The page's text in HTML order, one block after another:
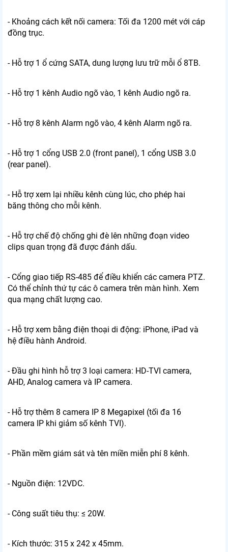
- Khoảng cách kết nối camera: Tối đa 1200 mét với cáp
đồng trục.
- Hỗ trợ 1 ổ cứng SATA, dung lượng lưu trữ mỗi ổ 8TB.
- Hỗ trợ 1 kênh Audio ngõ vào, 1 kênh Audio ngõ ra.
- Hỗ trợ 8 kênh Alarm ngõ vào, 4 kênh Alarm ngõ ra.
- Hỗ trợ 1 cổng USB 2.0 (front panel), 1 cổng USB 3.0
(rear panel).
- Hỗ trợ xem lại nhiều kênh cùng lúc, cho phép hai
băng thông cho mỗi kênh.
- Hỗ trợ chế độ chống ghi đè lên những đoạn video
clips quan trọng đã được đánh dấu.
- Cổng giao tiếp RS-485 để điều khiển các camera PTZ.
Có thể chỉnh thứ tự các ô camera trên màn hình. Xem
qua mạng chất lượng cao.
- Hỗ trợ xem bằng điện thoại di động: iPhone, iPad và
hệ điều hành Android.
- Đầu ghi hình hỗ trợ 3 loại camera: HD-TVI camera,
AHD, Analog camera và IP camera.
- Hỗ trợ thêm 8 camera IP 8 Megapixel (tối đa 16
camera IP khi giảm số kênh TVI).
- Phần mềm giám sát và tên miền miễn phí 8 kênh.
- Nguồn điện: 12VDC.
- Công suất tiêu thụ: ≤ 20W.
- Kích thước: 315 x 242 x 45mm.